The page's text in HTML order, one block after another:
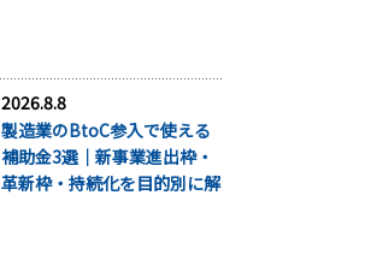
2026.8.8
製造業のBtoC参入で使える
補助金3選｜新事業進出枠・
革新枠・持続化を目的別に解